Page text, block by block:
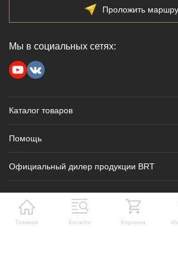
Главная Каталог Корзина
Проложить
Мы в социальных сетях:
Каталог товаров
Помощь
Официальный дилер продукции BRT